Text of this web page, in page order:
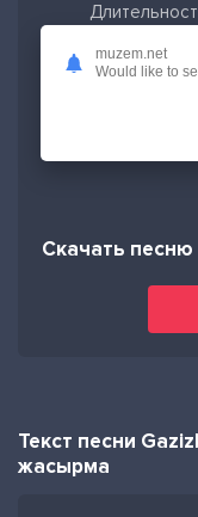
Размер
Скачать
Текст песни
жасырма
muzem.net
Would like to